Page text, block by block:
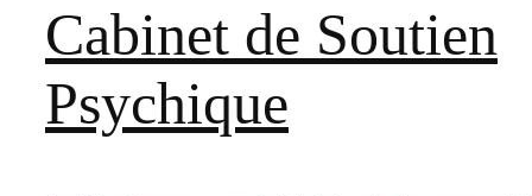
Cabinet de Soutien
Psychique